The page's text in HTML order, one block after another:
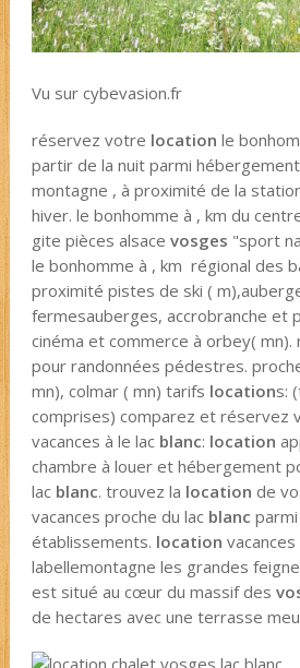
Vu sur cybevasion.fr
réservez votre location le
partir de la nuit parmi
montagne , à proximité de la
hiver. le bonhomme à , km du
gite pièces alsace vosges "sport
le bonhomme à , km régional des
proximité pistes de ski (
fermesauberges, accrobranche et
cinéma et commerce à orbey(
pour randonnées pédestres.
mn), colmar ( mn) tarifs locations:
comprises) comparez et réservez
vacances à le lac blanc: location
chambre à louer et hébergement
lac blanc. trouvez la location de
vacances proche du lac blanc
établissements. location vacances
labellemontagne les grandes
est situé au cœur du massif des
de hectares avec une terrasse